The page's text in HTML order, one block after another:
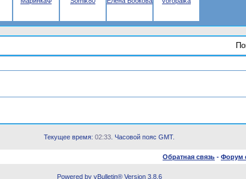
Текущее время: 02:33 . Часовой пояс GMT.
Обратная связь - Форум
Powered by vBulletin® Version 3.8.6